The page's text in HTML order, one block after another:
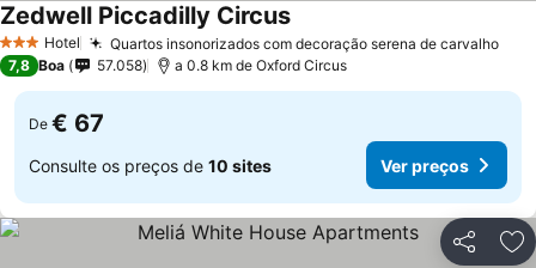
3 EstrelasHotel Quartos insonorizados com decoração serena de carvalhoVer
Zedwell Piccadilly CircusVer preços
7,8 Boa 57.058 a 0.8 km de Oxford Circus
De € 67
Consulte os preços de 10 sites Ver preços
Partilhar